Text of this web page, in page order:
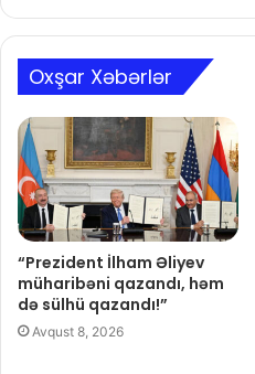
Oxşar Xəbərlər
“Prezident İlham Əliyev
müharibəni qazandı, həm
də sülhü qazandı!”
Avqust 8, 2026